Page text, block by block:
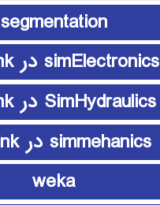
segmentation
simElectronics در Simulink
SimHydraulics در simulink
simmehanics در simulink
weka